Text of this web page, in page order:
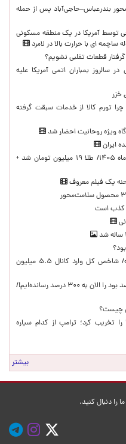
بندرعباس–حاجی‌آباد پس از حمله
توسط آمریکا در یک منطقه مسکونی
قطعات تقلبی نشویم؟
سالروز بمباران اتمی آمریکا علیه
خزر
چرا تورم کالا از خدمات سبقت گرفته
ویژه روحانیت احضار شد
ایران
قیمت جدید طلا و سکه امروز ۱۷ مردادماه ۱۴۰۵/ طلا ۱۹ میلیون تومان شد +
یک فیلم معروف
کذب است
رشد بورس در اولین روز معاملات هفته/ شاخص کل وارد کانال ۵.۵ میلیون
ترامپ: تورم ایران که قبل از جنگ ۵ درصد بود را الان به ۳۰۰ درصد رسانده‌ایم!/
چیست؟
تخریب کرد؛ ترامپ از کدام سیاره
بیشتر
ما را دنبال کنید.